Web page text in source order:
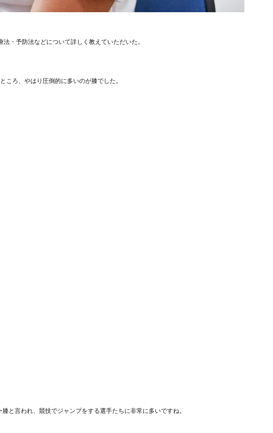
・予防法などについて詳しく教えていただいた。
ろ、やはり圧倒的に多いのが膝でした。
と言われ、競技でジャンプをする選手たちに非常に多いですね。